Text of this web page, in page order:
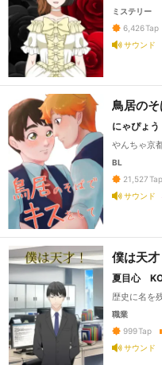
ミステリー
6,426Tap
サウンド
鳥居の
にゃぴょう
やんちゃ京
BL
21,527 Tap
サウンド
僕は天才
夏目心
歴史に名を
職業
999Tap
サウンド